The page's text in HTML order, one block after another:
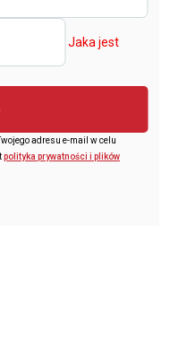
Jaka jest
adresu e-mail w celu
polityka prywatności i plików